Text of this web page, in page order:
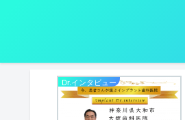
Dr.インタビュー